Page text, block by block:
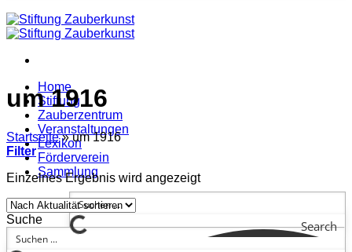
Home
Stiftung
Zauberzentrum
Veranstaltungen
Lexikon
Förderverein
Sammlung
Search
um 1916
Startseite » um 1916
Filter
Einzelnes Ergebnis wird angezeigt
Suche